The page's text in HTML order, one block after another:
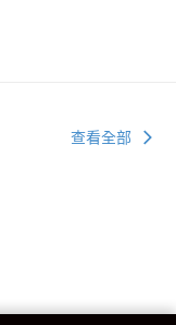
查看全部